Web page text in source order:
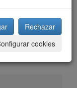
Rechazar
cookies